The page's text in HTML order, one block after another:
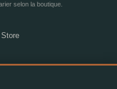
selon la boutique.